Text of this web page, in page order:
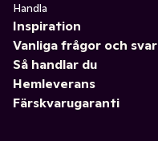
Handla
Inspiration
Vanliga frågor och svar
Så handlar du
Hemleverans
Färskvarugaranti